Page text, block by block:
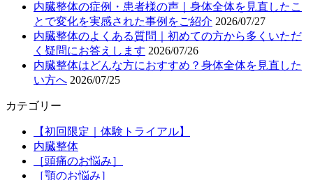
内臓整体の症例・患者様の声｜身体全体を見直したこ
とで変化を実感された事例をご紹介 2026/07/27
内臓整体のよくある質問｜初めての方から多くいただ
く疑問にお答えします 2026/07/26
内臓整体はどんな方におすすめ？身体全体を見直した
い方へ 2026/07/25
カテゴリー
【初回限定｜体験トライアル】
内臓整体
［頭痛のお悩み］
［顎のお悩み］